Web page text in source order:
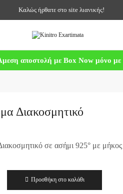
Καλώς ήρθατε στο site λιανικής!
αποστολή με Box Now μόνο με
Διακοσμητικό
σε ασήμι 925° με
Προσθήκη στο καλάθι